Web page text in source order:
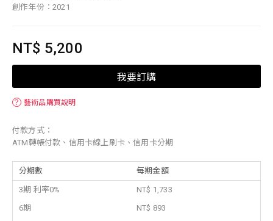
創作年份：2021
NT$ 5,200
我要訂購
？ 藝術品購買說明
付款方式：
ATM轉帳付款、信用卡線上刷卡、信用卡分期
分期數 每期金額
3期 利率0%
NT$ 1,733
6期
NT$ 893